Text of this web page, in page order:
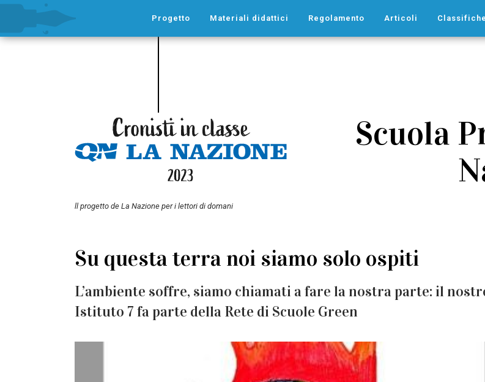
Progetto Materiali didattici Regolamento Articoli Classifiche
ll progetto de La Nazione per i lettori di domani
Scuola
Su questa terra noi siamo solo ospiti
L’ambiente soffre, siamo chiamati a fare la nostra parte: il
Istituto 7 fa parte della Rete di Scuole Green